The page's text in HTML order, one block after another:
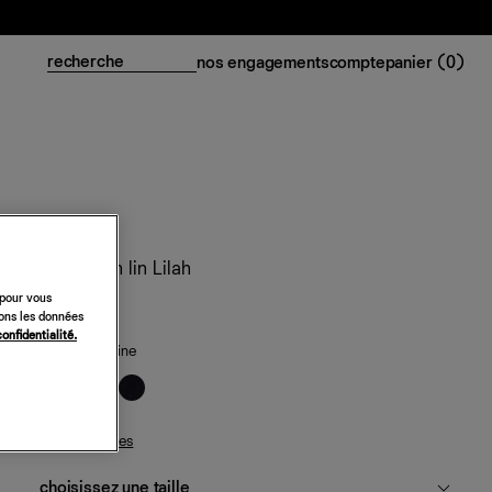
nos engagementscomptepanier (0)
Pantalon en lin Lilah
188 €
flocons d’avoine
guide des tailles
vous
les données